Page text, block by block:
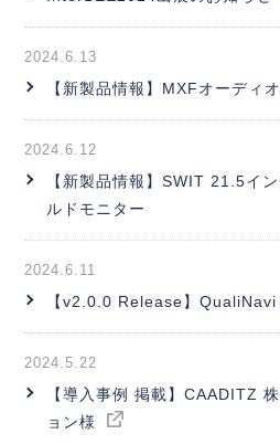
2024.6.13
【新製品情報】MXFオーディ
2024.6.12
【新製品情報】SWIT 21.5イ
ルドモニター
2024.6.11
【v2.0.0 Release】QualiNavi
2024.5.22
【導入事例 掲載】CAADITZ
ョン様